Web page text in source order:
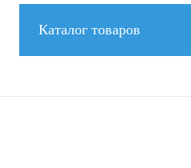
Каталог товаров